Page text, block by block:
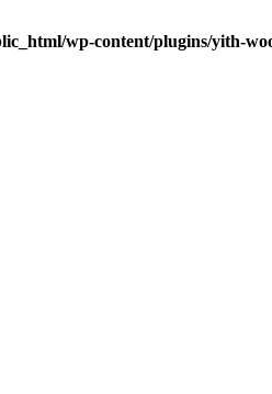
wp-content/plugins/yith-